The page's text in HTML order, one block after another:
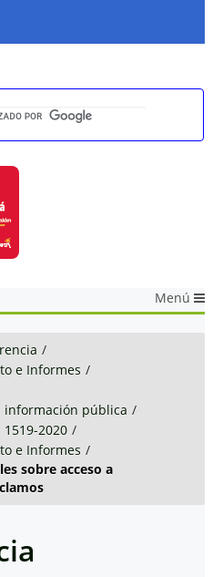
Menú
/
e Informes /
información pública /
2020 /
e Informes /
sobre acceso a